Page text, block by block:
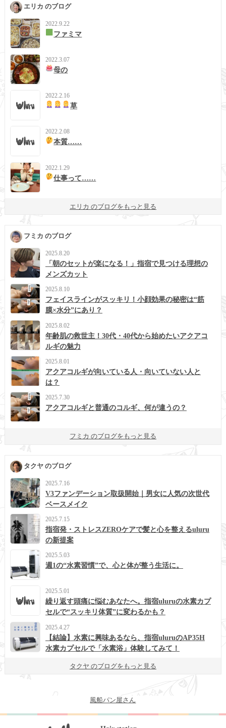
エリカ のブログ
2022.9.22
ファミマ
2022.3.07
母の
2022.2.16
草
2022.2.08
本質……
2022.1.29
仕事って……
エリカ のブログをもっと見る
フミカ のブログ
2025.8.20
「朝のセットが楽になる！」指宿で見つける理想の
メンズカット
2025.8.10
フェイスラインがスッキリ！小顔効果の秘密は“筋
膜×水分”にあり？
2025.8.02
年齢肌の救世主！30代・40代から始めたいアクアコ
ルギの魅力
2025.8.01
アクアコルギが向いている人・向いていない人と
は？
2025.7.30
アクアコルギと普通のコルギ、何が違うの？
フミカ のブログをもっと見る
タクヤ のブログ
2025.7.16
V3ファンデーション取扱開始｜男女に人気の次世代
ベースメイク
2025.7.15
指宿発・ストレスZEROケアで髪と心を整えるuluru
の新提案
2025.5.03
週1の“水素習慣”で、心と体が整う生活に。
2025.5.01
繰り返す頭痛に悩むあなたへ。指宿uluruの水素カプ
セルで“スッキリ体質”に変わるかも？
2025.4.27
【結論】水素に興味あるなら、指宿uluruのAP35H
水素カプセルで「水素浴」体験してみて！
タクヤ のブログをもっと見る
風船パン屋さん